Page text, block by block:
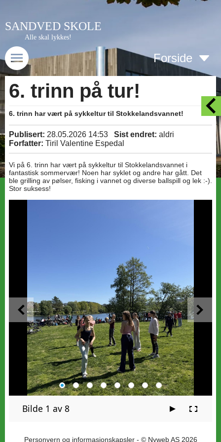
SANDVED SKOLE
Alle skal lykkes!
Forside
6. trinn på tur!
6. trinn har vært på sykkeltur til Stokkelandsvannet!
Publisert: 28.05.2026 14:53 Sist endret: aldri
Forfatter: Tiril Valentine Espedal
Vi på 6. trinn har vært på sykkeltur til Stokkelandsvannet i
fantastisk sommervær! Noen har syklet og andre har gått. Det
ble grilling av pølser, fisking i vannet og diverse ballspill og lek :-).
Stor suksess!
Bilde 1 av 8
Personvern og informasjonskapsler- © Nyweb AS 2026